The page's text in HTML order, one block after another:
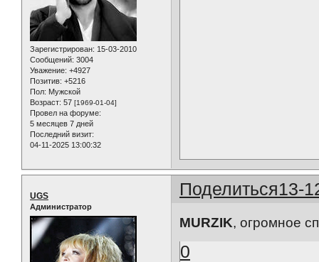
Зарегистрирован: 15-03-2010
Сообщений: 3004
Уважение: +4927
Позитив: +5216
Пол: Мужской
Возраст: 57 [1969-01-04]
Провел на форуме:
5 месяцев 7 дней
Последний визит:
04-11-2025 13:00:32
Поделиться13-
UGS
Администратор
MURZIK, огромное
0